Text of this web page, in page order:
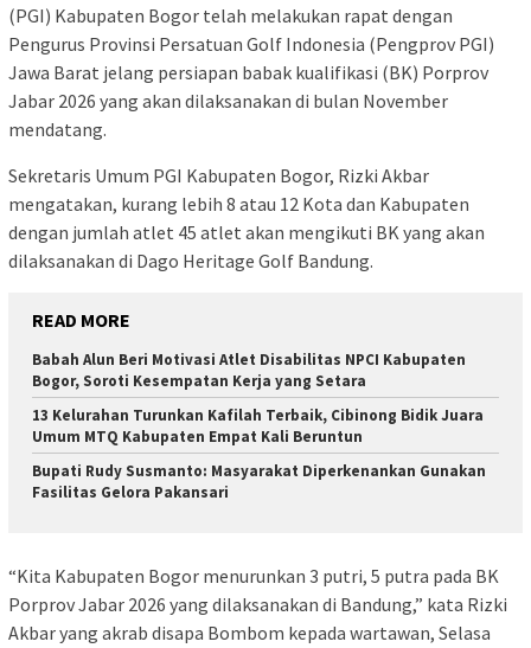
(PGI) Kabupaten Bogor telah melakukan rapat dengan
Pengurus Provinsi Persatuan Golf Indonesia (Pengprov PGI)
Jawa Barat jelang persiapan babak kualifikasi (BK) Porprov
Jabar 2026 yang akan dilaksanakan di bulan November
mendatang.
Sekretaris Umum PGI Kabupaten Bogor, Rizki Akbar
mengatakan, kurang lebih 8 atau 12 Kota dan Kabupaten
dengan jumlah atlet 45 atlet akan mengikuti BK yang akan
dilaksanakan di Dago Heritage Golf Bandung.
READ MORE
Babah Alun Beri Motivasi Atlet Disabilitas NPCI Kabupaten
Bogor, Soroti Kesempatan Kerja yang Setara
13 Kelurahan Turunkan Kafilah Terbaik, Cibinong Bidik Juara
Umum MTQ Kabupaten Empat Kali Beruntun
Bupati Rudy Susmanto: Masyarakat Diperkenankan Gunakan
Fasilitas Gelora Pakansari
“Kita Kabupaten Bogor menurunkan 3 putri, 5 putra pada BK
Porprov Jabar 2026 yang dilaksanakan di Bandung,” kata Rizki
Akbar yang akrab disapa Bombom kepada wartawan, Selasa